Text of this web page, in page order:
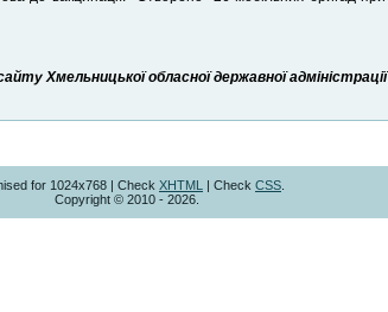
Хмельницької обласної державної адміністрації
for 1024x768 | Check XHTML | Check CSS
Copyright © 2010 - 2026.